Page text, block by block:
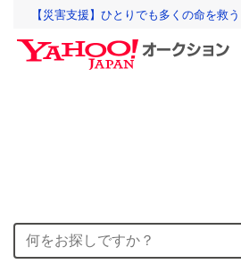
【災害支援】ひとりでも多くの命を救